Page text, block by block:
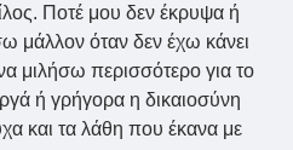
Ποτέ μου δεν έκρυψα ή
μάλλον όταν δεν έχω κάνει
μιλήσω περισσότερο για το
ή γρήγορα η δικαιοσύνη
και τα λάθη που έκανα με